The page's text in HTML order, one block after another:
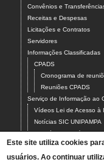
Convênios e
Receitas e Despesas
Licitações e Contratos
Servidores
Informações Classificadas
CPADS
Cronograma de
Reuniões CPADS
Serviço de Informação ao
Vídeos Lei de Acesso à
Notícias SIC UNIPAMPA
Relatórios Estatísticos
Fluxograma SIC
Perguntas Frequentes
Este site utiliza cookies
usuários. Ao continuar